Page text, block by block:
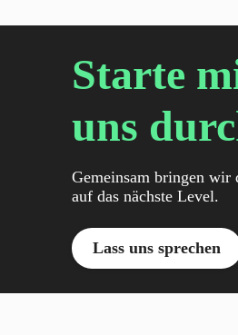
Starte
uns
Gemeinsam bringen wir
auf das nächste Level.
Lass uns sprechen